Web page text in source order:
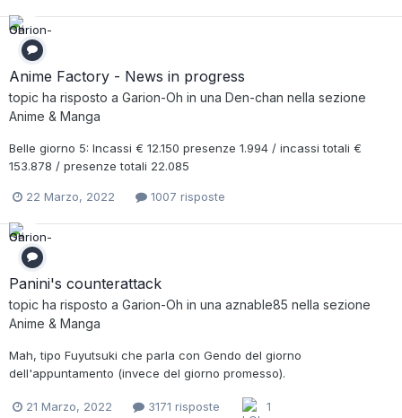
Anime Factory - News in progress
topic ha risposto a Garion-Oh in una Den-chan nella sezione
Anime & Manga
Belle giorno 5: Incassi € 12.150 presenze 1.994 / incassi totali €
153.878 / presenze totali 22.085
22 Marzo, 2022 1007 risposte
Panini's counterattack
topic ha risposto a Garion-Oh in una aznable85 nella sezione
Anime & Manga
Mah, tipo Fuyutsuki che parla con Gendo del giorno
dell'appuntamento (invece del giorno promesso).
21 Marzo, 2022 3171 risposte 1